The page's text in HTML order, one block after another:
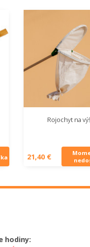
Rojochyt na
21,40 €
hodiny: